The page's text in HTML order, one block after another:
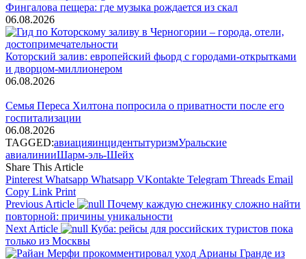
Фингалова пещера: где музыка рождается из скал
06.08.2026
Которский залив: европейский фьорд с городами-открытками
и дворцом-миллионером
06.08.2026
Семья Переса Хилтона попросила о приватности после его
госпитализации
06.08.2026
TAGGED:авиацияинцидентытуризмУральские
авиалинииШарм-эль-Шейх
Share This Article
Pinterest Whatsapp Whatsapp VKontakte Telegram Threads Email
Copy Link Print
Previous Article
Почему каждую снежинку сложно найти
повторной: причины уникальности
Next Article
Куба: рейсы для российских туристов пока
только из Москвы